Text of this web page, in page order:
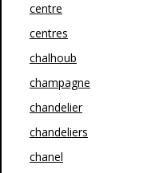
centre
centres
chalhoub
champagne
chandelier
chandeliers
chanel